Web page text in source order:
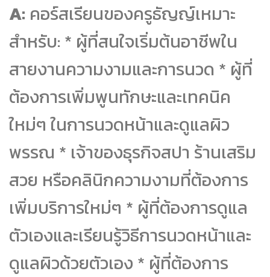
A: คอร์สเรียนของครูธัญญ์เหมาะ
สำหรับ: * ผู้ที่สนใจเริ่มต้นอาชีพใน
สายงานความงามและการนวด * ผู้ที่
ต้องการเพิ่มพูนทักษะและเทคนิค
ใหม่ๆ ในการนวดหน้าและดูแลผิว
พรรณ * เจ้าของธุรกิจสปา ร้านเสริม
สวย หรือคลินิกความงามที่ต้องการ
เพิ่มบริการใหม่ๆ * ผู้ที่ต้องการดูแล
ตัวเองและเรียนรู้วิธีการนวดหน้าและ
ดูแลผิวด้วยตัวเอง * ผู้ที่ต้องการ